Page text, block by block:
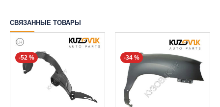
СВЯЗАННЫЕ ТОВАРЫ
-52 % -34 %